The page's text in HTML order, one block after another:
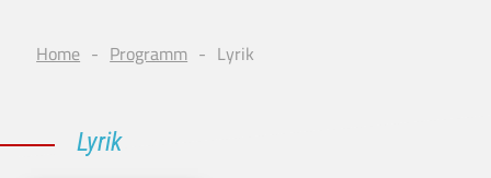
Home Programm Lyrik
Lyrik